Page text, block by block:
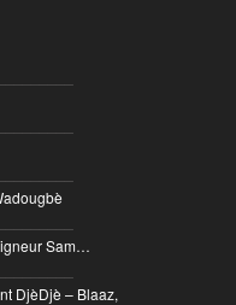
Sam…
DjèDjè – Blaaz,